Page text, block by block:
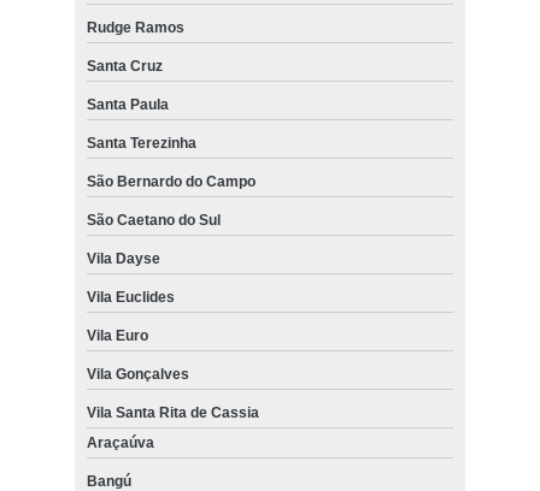
Rudge Ramos
Santa Cruz
Santa Paula
Santa Terezinha
São Bernardo do Campo
São Caetano do Sul
Vila Dayse
Vila Euclides
Vila Euro
Vila Gonçalves
Vila Santa Rita de Cassia
Araçaúva
Bangú